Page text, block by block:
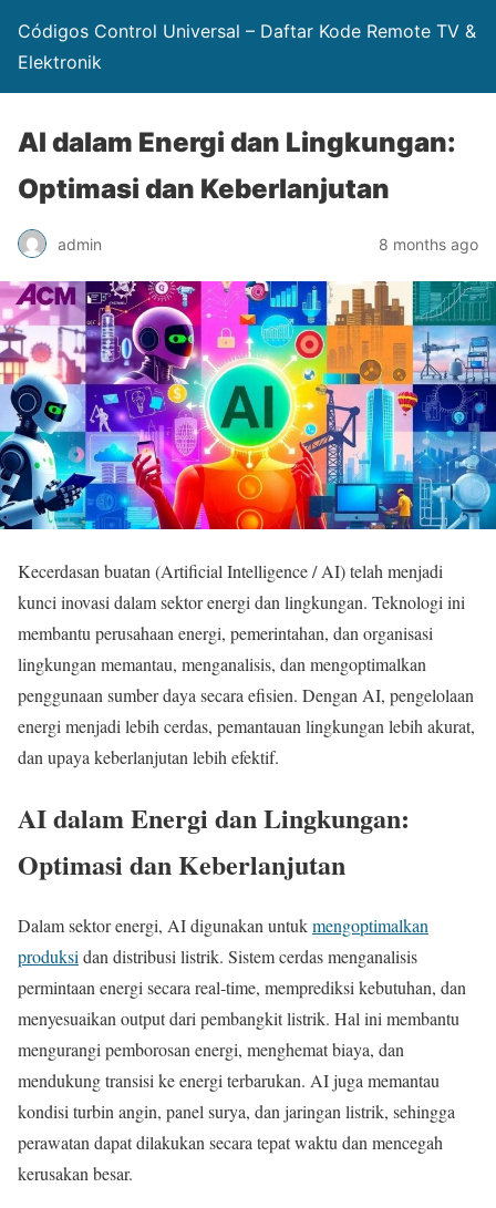
Códigos Control Universal – Daftar Kode Remote TV &
Elektronik
AI dalam Energi dan Lingkungan:
Optimasi dan Keberlanjutan
admin 8 months ago
Kecerdasan buatan (Artificial Intelligence / AI) telah menjadi
kunci inovasi dalam sektor energi dan lingkungan. Teknologi ini
membantu perusahaan energi, pemerintahan, dan organisasi
lingkungan memantau, menganalisis, dan mengoptimalkan
penggunaan sumber daya secara efisien. Dengan AI, pengelolaan
energi menjadi lebih cerdas, pemantauan lingkungan lebih akurat,
dan upaya keberlanjutan lebih efektif.
AI dalam Energi dan Lingkungan:
Optimasi dan Keberlanjutan
Dalam sektor energi, AI digunakan untukmengoptimalkan
produksi dan distribusi listrik. Sistem cerdas menganalisis
permintaan energi secara real-time, memprediksi kebutuhan, dan
menyesuaikan output dari pembangkit listrik. Hal ini membantu
mengurangi pemborosan energi, menghemat biaya, dan
mendukung transisi ke energi terbarukan. AI juga memantau
kondisi turbin angin, panel surya, dan jaringan listrik, sehingga
perawatan dapat dilakukan secara tepat waktu dan mencegah
kerusakan besar.